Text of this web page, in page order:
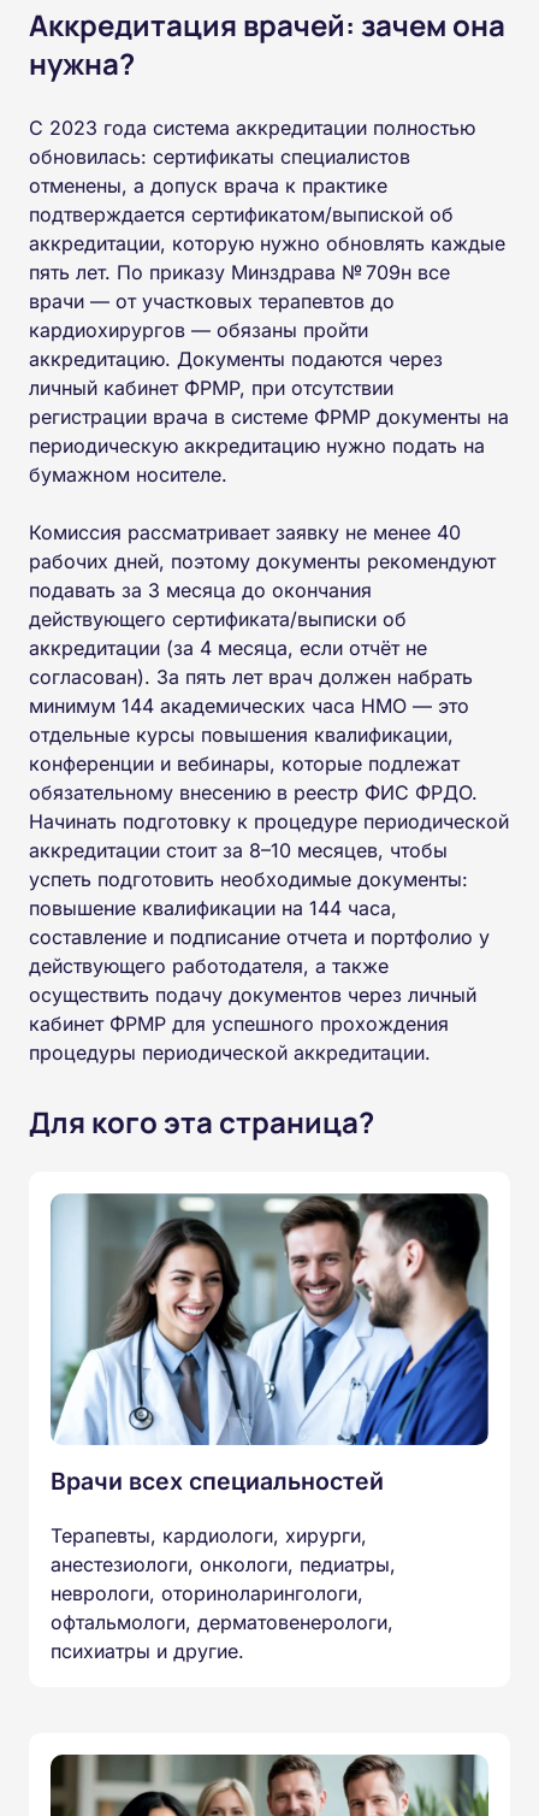
Аккредитация врачей: зачем она
нужна?
С 2023 года система аккредитации полностью
обновилась: сертификаты специалистов
отменены, а допуск врача к практике
подтверждается сертификатом/выпиской об
аккредитации, которую нужно обновлять каждые
пять лет. По приказу Минздрава № 709н все
врачи — от участковых терапевтов до
кардиохирургов — обязаны пройти
аккредитацию. Документы подаются через
личный кабинет ФРМР, при отсутствии
регистрации врача в системе ФРМР документы на
периодическую аккредитацию нужно подать на
бумажном носителе.
Комиссия рассматривает заявку не менее 40
рабочих дней, поэтому документы рекомендуют
подавать за 3 месяца до окончания
действующего сертификата/выписки об
аккредитации (за 4 месяца, если отчёт не
согласован). За пять лет врач должен набрать
минимум 144 академических часа НМО — это
отдельные курсы повышения квалификации,
конференции и вебинары, которые подлежат
обязательному внесению в реестр ФИС ФРДО.
Начинать подготовку к процедуре периодической
аккредитации стоит за 8–10 месяцев, чтобы
успеть подготовить необходимые документы:
повышение квалификации на 144 часа,
составление и подписание отчета и портфолио у
действующего работодателя, а также
осуществить подачу документов через личный
кабинет ФРМР для успешного прохождения
процедуры периодической аккредитации.
Для кого эта страница?
Врачи всех специальностей
Терапевты, кардиологи, хирурги,
анестезиологи, онкологи, педиатры,
неврологи, оториноларингологи,
офтальмологи, дерматовенерологи,
психиатры и другие.